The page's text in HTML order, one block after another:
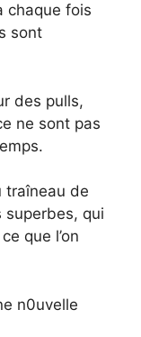
chaque fois
sont
des pulls,
ne sont pas
traîneau de
superbes, qui
que l’on
n0uvelle